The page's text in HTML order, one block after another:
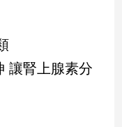
讓腎上腺素分